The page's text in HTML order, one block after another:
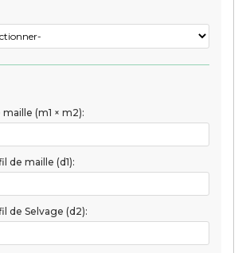
(m1 × m2):
de maille (d1):
de Selvage (d2):